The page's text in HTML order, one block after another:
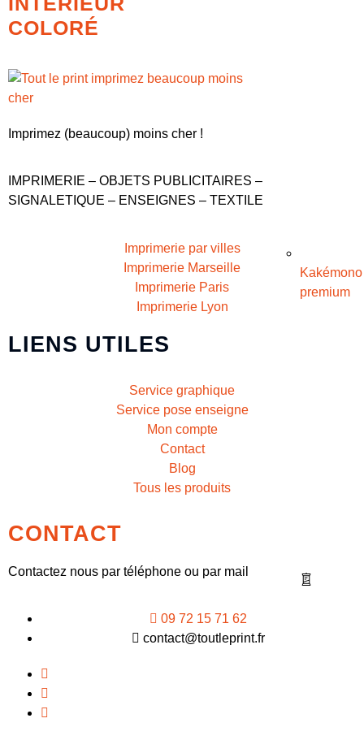
Kakémono
premium
COLORÉ
Imprimez (beaucoup) moins cher !
IMPRIMERIE – OBJETS PUBLICITAIRES –
SIGNALETIQUE – ENSEIGNES – TEXTILE
Imprimerie par villes
Imprimerie Marseille
Imprimerie Paris
Imprimerie Lyon
LIENS UTILES
Service graphique
Service pose enseigne
Mon compte
Contact
Blog
Tous les produits
CONTACT
Contactez nous par téléphone ou par mail
09 72 15 71 62
contact@toutleprint.fr